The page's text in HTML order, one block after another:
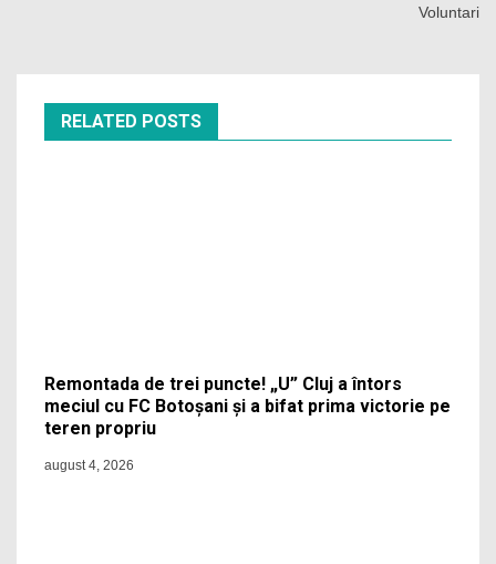
Voluntari
RELATED POSTS
Remontada de trei puncte! „U” Cluj a întors
meciul cu FC Botoșani și a bifat prima victorie pe
teren propriu
august 4, 2026